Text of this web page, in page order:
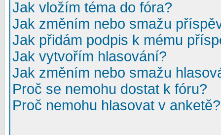
Jak vložím téma do fóra?
Jak změním nebo smažu
Jak přidám podpis k mému
Jak vytvořím hlasování?
Jak změním nebo smažu
Proč se nemohu dostat k fóru?
Proč nemohu hlasovat v anketě?